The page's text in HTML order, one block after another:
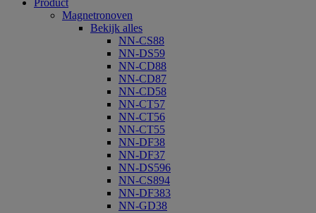
Product
Magnetronoven
Bekijk alles
NN-CS88
NN-DS59
NN-CD88
NN-CD87
NN-CD58
NN-CT57
NN-CT56
NN-CT55
NN-DF38
NN-DF37
NN-DS596
NN-CS894
NN-DF383
NN-GD38